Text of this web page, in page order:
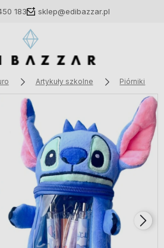
183 sklep@edibazzar.pl
Zaloguj się
Załóż konto
z naszej aktualnej oferty lub
dodane produkty do listy
poprzedniej sesji.
Artykuły szkolne Piórniki